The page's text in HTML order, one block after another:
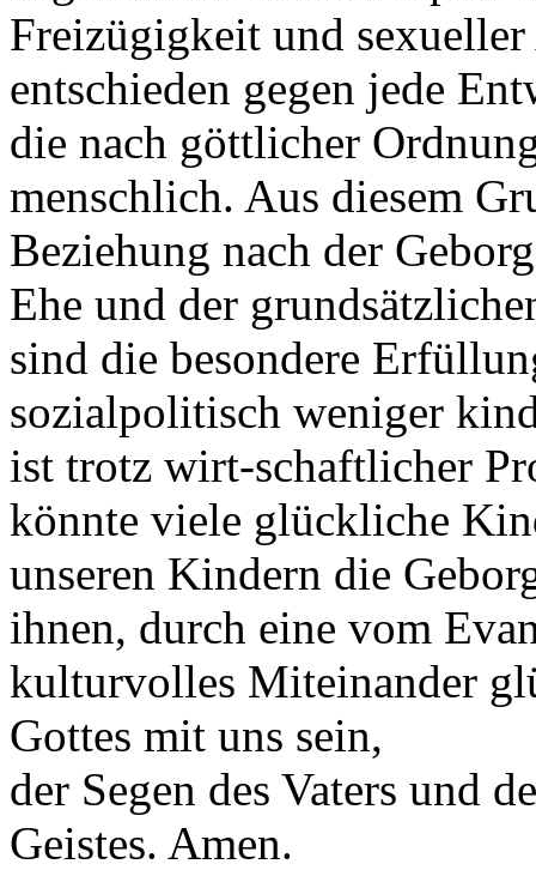
Freizügigkeit und
entschieden gegen jede
die nach göttlicher
menschlich. Aus diesem
Beziehung nach der
Ehe und der
sind die besondere
sozialpolitisch weniger
ist trotz wirt-schaftlicher
könnte viele glückliche
unseren Kindern die
ihnen, durch eine vom
kulturvolles Miteinander
Gottes mit uns sein,
der Segen des Vaters und
Geistes. Amen.